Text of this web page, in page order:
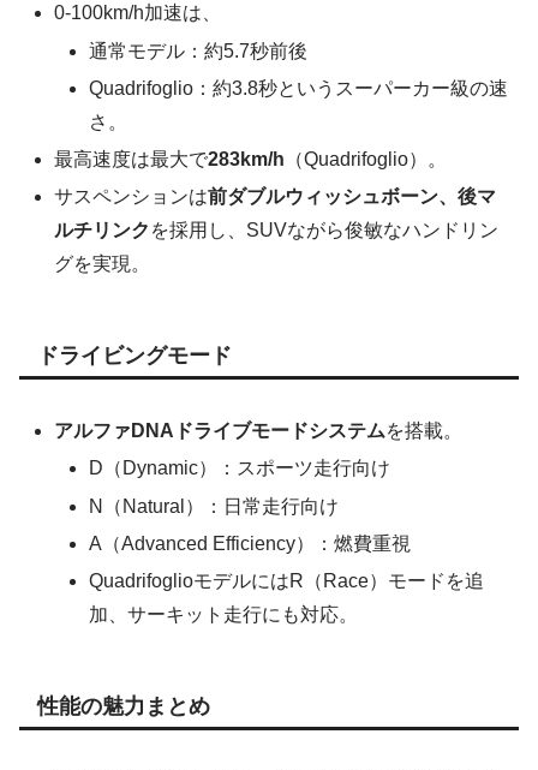
0-100km/h加速は、
通常モデル：約5.7秒前後
Quadrifoglio：約3.8秒というスーパーカー級の速
さ。
最高速度は最大で283km/h （Quadrifoglio）。
サスペンションは前ダブルウィッシュボーン、後マ
ルチリンク を採用し、SUVながら俊敏なハンドリン
グを実現。
ドライビングモード
アルファDNAドライブモードシステムを搭載。
D（Dynamic）：スポーツ走行向け
N（Natural）：日常走行向け
A（Advanced Efficiency）：燃費重視
QuadrifoglioモデルにはR（Race）モードを追
加、サーキット走行にも対応。
性能の魅力まとめ